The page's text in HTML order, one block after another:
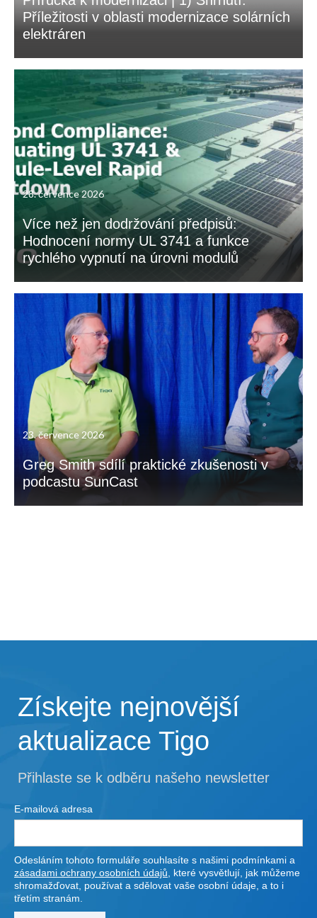
Příležitosti v oblasti modernizace solárních
elektráren
28. července 2026
Více než jen dodržování předpisů:
Hodnocení normy UL 3741 a funkce
rychlého vypnutí na úrovni modulů
23. července 2026
Greg Smith sdílí praktické zkušenosti v
podcastu SunCast
Získejte nejnovější
aktualizace Tigo
Přihlaste se k odběru našeho newsletter
E-mailová adresa
Odesláním tohoto formuláře souhlasíte s našimi podmínkami a
zásadami ochrany osobních údajů, které vysvětlují, jak můžeme
shromažďovat, používat a sdělovat vaše osobní údaje, a to i
třetím stranám.